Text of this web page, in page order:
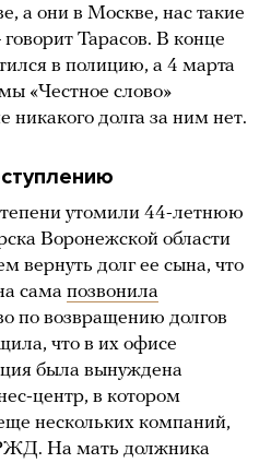
а они в Москве, нас такие
Тарасов. В конце
в полицию, а 4 марта
«Честное слово»
никакого долга за ним нет.
утомили 44-летнюю
Воронежской области
вернуть долг ее сына, что
сама позвонила
по возвращению долгов
что в их офисе
была вынуждена
центр, в котором
нескольких компаний,
На мать должника